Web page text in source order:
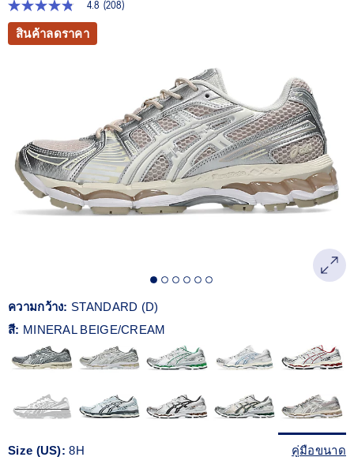
4.8
จาก
ดาว
หน้า
เดียวกัน
4.8 (208)
สินค้าลดราคา
ความกว้าง: STANDARD (D)
สี: MINERAL BEIGE/CREAM
Size (US):8H คู่มือขนาด